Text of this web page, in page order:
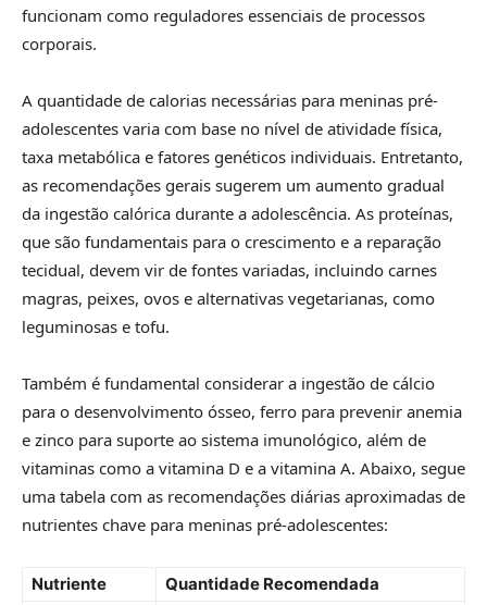
funcionam como reguladores essenciais de processos
corporais.
A quantidade de calorias necessárias para meninas pré-
adolescentes varia com base no nível de atividade física,
taxa metabólica e fatores genéticos individuais. Entretanto,
as recomendações gerais sugerem um aumento gradual
da ingestão calórica durante a adolescência. As proteínas,
que são fundamentais para o crescimento e a reparação
tecidual, devem vir de fontes variadas, incluindo carnes
magras, peixes, ovos e alternativas vegetarianas, como
leguminosas e tofu.
Também é fundamental considerar a ingestão de cálcio
para o desenvolvimento ósseo, ferro para prevenir anemia
e zinco para suporte ao sistema imunológico, além de
vitaminas como a vitamina D e a vitamina A. Abaixo, segue
uma tabela com as recomendações diárias aproximadas de
nutrientes chave para meninas pré-adolescentes:
Nutriente
Quantidade Recomendada